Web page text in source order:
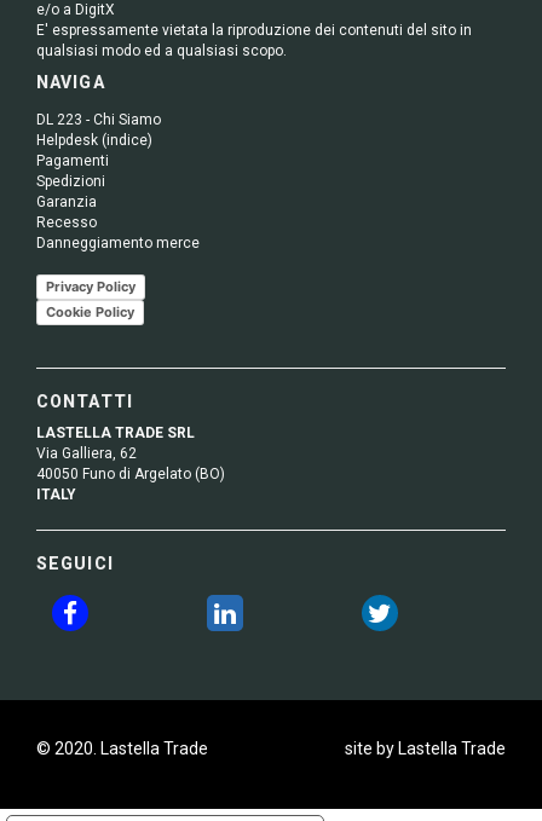
e/o a DigitX
E' espressamente vietata la riproduzione dei contenuti del sito in
qualsiasi modo ed a qualsiasi scopo.
NAVIGA
DL 223 - Chi Siamo
Helpdesk (indice)
Pagamenti
Spedizioni
Garanzia
Recesso
Danneggiamento merce
Privacy Policy
Cookie Policy
CONTATTI
LASTELLA TRADE SRL
Via Galliera, 62
40050 Funo di Argelato (BO)
ITALY
SEGUICI
© 2020. Lastella Trade site by Lastella Trade